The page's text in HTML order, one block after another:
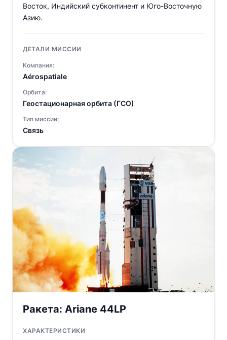
Восток, Индийский субконтинент и Юго-Восточную
Азию.
ДЕТАЛИ МИССИИ
Компания:
Aérospatiale
Орбита:
Геостационарная орбита (ГСО)
Тип миссии:
Связь
Ракета: Ariane 44LP
ХАРАКТЕРИСТИКИ